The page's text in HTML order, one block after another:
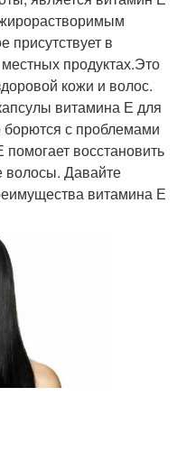
присутствует в
продуктах.Это
кожи и волос.
витамина Е для
с проблемами
восстановить
волосы. Давайте
витамина Е